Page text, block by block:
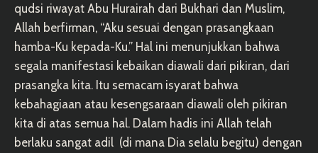
qudsi riwayat Abu Hurairah dari Bukhari dan Muslim,
Allah berfirman, “Aku sesuai dengan prasangkaan
hamba-Ku kepada-Ku.” Hal ini menunjukkan bahwa
segala manifestasi kebaikan diawali dari pikiran, dari
prasangka kita. Itu semacam isyarat bahwa
kebahagiaan atau kesengsaraan diawali oleh pikiran
kita di atas semua hal. Dalam hadis ini Allah telah
berlaku sangat adil (di mana Dia selalu begitu) dengan